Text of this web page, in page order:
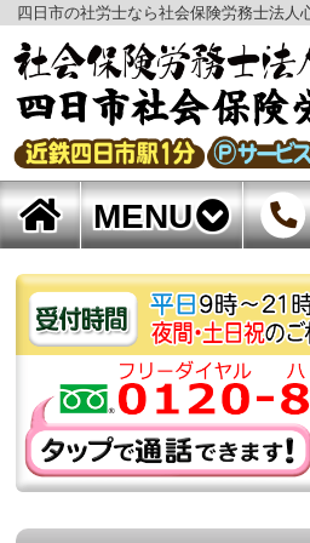
四日市の社労士なら社会保険労務士法人
MENU